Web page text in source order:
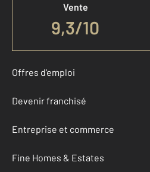
Vente
9,3/10
Offres d'emploi
Devenir franchisé
Entreprise et commerce
Fine Homes & Estates